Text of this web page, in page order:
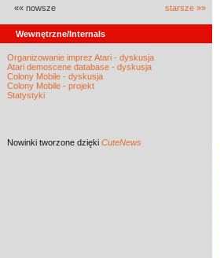
«« nowsze starsze »»
Wewnętrzne/Internals
Organizowanie imprez Atari - dyskusja
Atari demoscene database - dyskusja
Colony Mobile - dyskusja
Colony Mobile - projekt
Statystyki
Nowinki tworzone dzięki CuteNews